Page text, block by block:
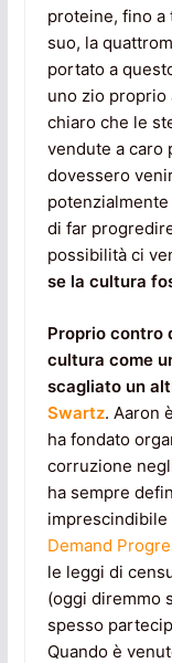
proteine, fino a
suo, la
portato a
uno zio proprio
chiaro che le
vendute a caro
dovessero
di far
possibilità ci
se la cultura
Proprio contro
cultura come
scagliato un
Swartz. Aaron
ha fondato
corruzione
ha sempre
imprescindibile
Demand
le leggi di
(oggi diremmo
spesso
Quando è